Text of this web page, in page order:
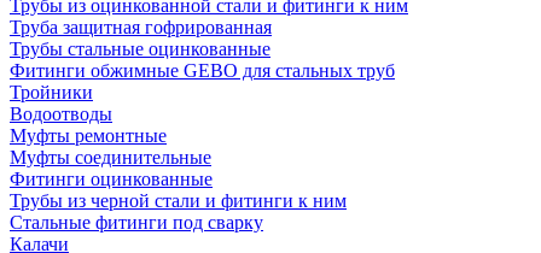
Трубы из оцинкованной стали и фитинги к ним
Труба защитная гофрированная
Трубы стальные оцинкованные
Фитинги обжимные GEBO для стальных труб
Тройники
Водоотводы
Муфты ремонтные
Муфты соединительные
Фитинги оцинкованные
Трубы из черной стали и фитинги к ним
Стальные фитинги под сварку
Калачи